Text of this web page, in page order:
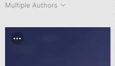
Multiple Authors